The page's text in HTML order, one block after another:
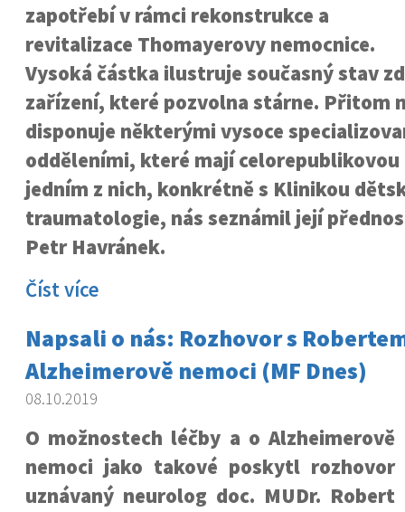
zapotřebí v rámci rekonstrukce a
revitalizace Thomayerovy nemocnice.
Vysoká částka ilustruje současný stav
zařízení, které pozvolna stárne. Přitom
disponuje některými vysoce
odděleními, které mají
jedním z nich, konkrétně s Klinikou
traumatologie, nás seznámil její
Petr Havránek.
Číst více
Napsali o nás: Rozhovor s
Alzheimerově nemoci (MF Dnes)
08.10.2019
O možnostech léčby a o Alzheimerově
nemoci jako takové poskytl rozhovor
uznávaný neurolog doc. MUDr. Robert